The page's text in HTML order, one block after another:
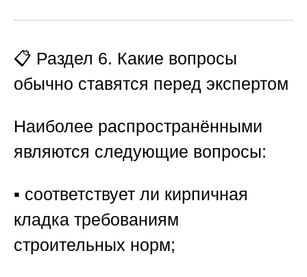
📋 Раздел 6. Какие вопросы
обычно ставятся перед экспертом
Наиболее распространёнными
являются следующие вопросы:
▪️ соответствует ли кирпичная
кладка требованиям
строительных норм;